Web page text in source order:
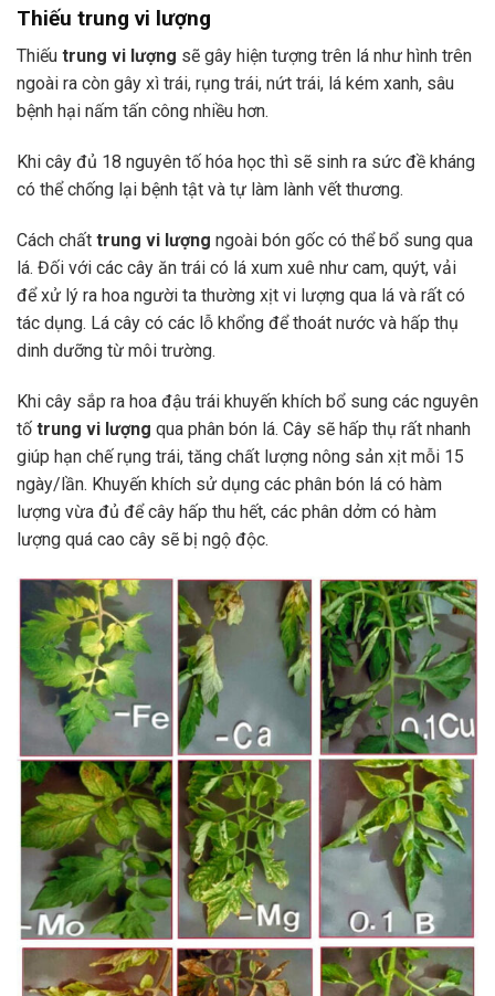
Thiếu trung vi lượng
Thiếu trung vi lượng sẽ gây hiện tượng trên lá như hình trên
ngoài ra còn gây xì trái, rụng trái, nứt trái, lá kém xanh, sâu
bệnh hại nấm tấn công nhiều hơn.
Khi cây đủ 18 nguyên tố hóa học thì sẽ sinh ra sức đề kháng
có thể chống lại bệnh tật và tự làm lành vết thương.
Cách chất trung vi lượng ngoài bón gốc có thể bổ sung qua
lá. Đối với các cây ăn trái có lá xum xuê như cam, quýt, vải
để xử lý ra hoa người ta thường xịt vi lượng qua lá và rất có
tác dụng. Lá cây có các lỗ khổng để thoát nước và hấp thụ
dinh dưỡng từ môi trường.
Khi cây sắp ra hoa đậu trái khuyến khích bổ sung các nguyên
tố trung vi lượng qua phân bón lá. Cây sẽ hấp thụ rất nhanh
giúp hạn chế rụng trái, tăng chất lượng nông sản xịt mỗi 15
ngày/lần. Khuyến khích sử dụng các phân bón lá có hàm
lượng vừa đủ để cây hấp thu hết, các phân dởm có hàm
lượng quá cao cây sẽ bị ngộ độc.